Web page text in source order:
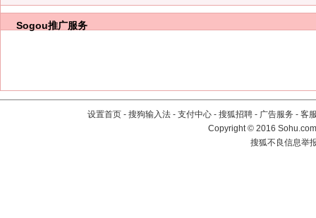
Sogou推广服务
设置首页 - 搜狗输入法 - 支付中心 - 搜狐招聘 - 广告服务 - 客
Copyright©2016
搜狐不良信息举